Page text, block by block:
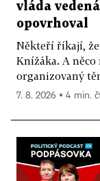
vláda
opovrhoval
Někteří říkají,
Knížáka. A
organizovaný
7. 8. 2026 ▪ 4 min.